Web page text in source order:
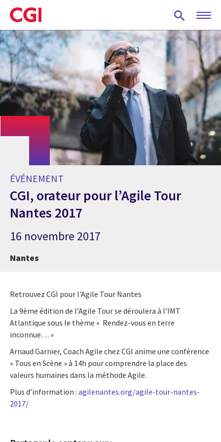
Skip
to
main
content
ÉVÉNEMENT
CGI, orateur pour l’Agile Tour
Nantes 2017
16 novembre 2017
Nantes
Retrouvez CGI pour l'Agile Tour Nantes
La 9ème édition de l’Agile Tour se déroulera à l’IMT
Atlantique sous le thème « Rendez-vous en terre
inconnue… »
Arnaud Garnier, Coach Agile chez CGI anime une conférence
« Tous en Scène » à 14h pour comprendre la place des
valeurs humaines dans la méthode Agile.
Plus d’information : agilenantes.org/agile-tour-nantes-
2017/